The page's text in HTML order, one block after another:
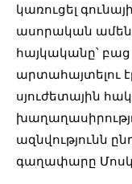
կառուցել
ասորական ամենը
հայկականը՝ բաց
արտահայտելու
սյուժետային
ազնվությունն
գաղափարը